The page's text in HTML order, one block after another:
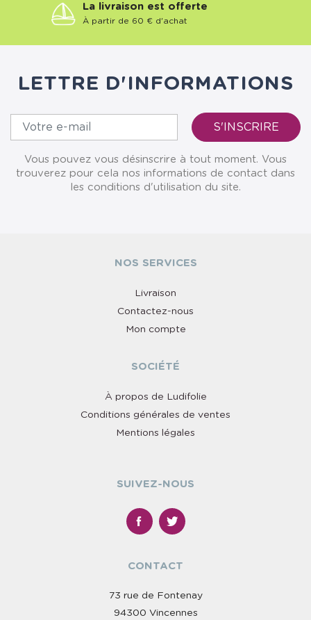
La livraison est offerte
À partir de 60 € d'achat
LETTRE D'INFORMATIONS
Vous pouvez vous désinscrire à tout moment. Vous
trouverez pour cela nos informations de contact dans
les conditions d'utilisation du site.
NOS SERVICES
Livraison
Contactez-nous
Mon compte
SOCIÉTÉ
À propos de Ludifolie
Conditions générales de ventes
Mentions légales
SUIVEZ-NOUS
CONTACT
73 rue de Fontenay
94300 Vincennes